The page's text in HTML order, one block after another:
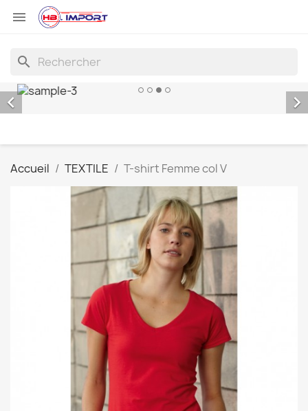

search
 
Accueil TEXTILE T-shirt Femme col V